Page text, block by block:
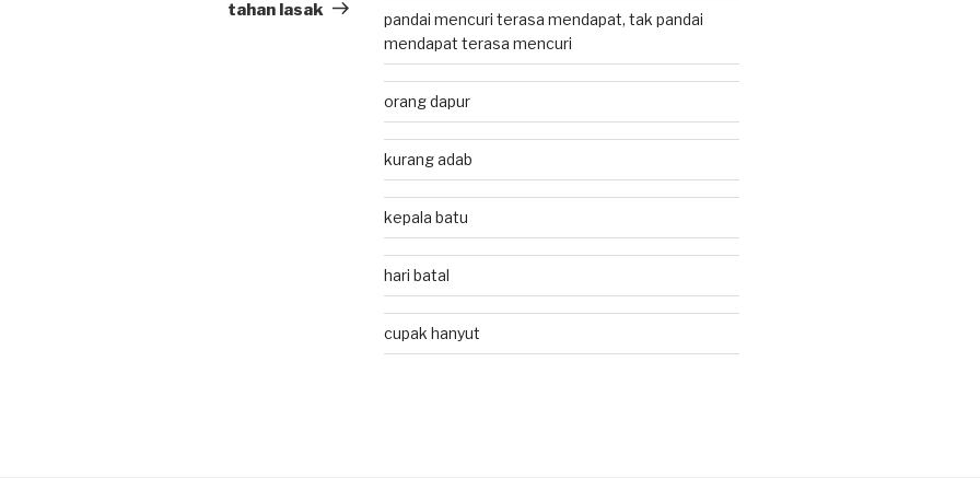
Post
tahan lasak
pandai mencuri terasa mendapat, tak pandai
mendapat terasa mencuri
orang dapur
kurang adab
kepala batu
hari batal
cupak hanyut